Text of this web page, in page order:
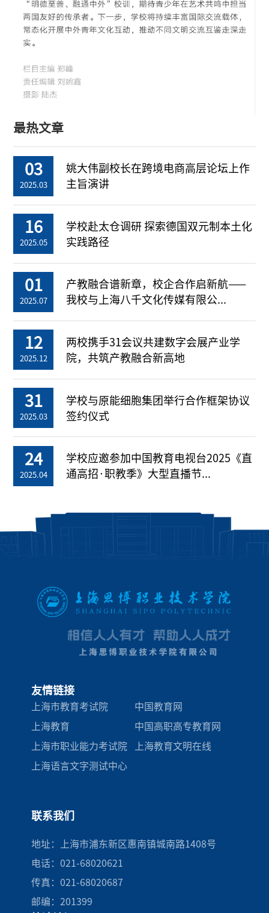
最热文章
03
2025.03
姚大伟副校长在跨境电商高层论坛上作
主旨演讲
16
2025.05
学校赴太仓调研 探索德国双元制本土化
实践路径
01
2025.07
产教融合谱新章，校企合作启新航——
我校与上海八千文化传媒有限公...
12
2025.12
两校携手31会议共建数字会展产业学
院，共筑产教融合新高地
31
2025.03
学校与原能细胞集团举行合作框架协议
签约仪式
24
2025.04
学校应邀参加中国教育电视台2025《直
通高招·职教季》大型直播节...
友情链接
上海市教育考试院 中国教育网
上海教育 中国高职高专教育网
上海市职业能力考试院 上海教育文明在线
上海语言文字测试中心
联系我们
地址：上海市浦东新区惠南镇城南路1408号
电话：021-68020621
传真：021-68020687
邮编：201399